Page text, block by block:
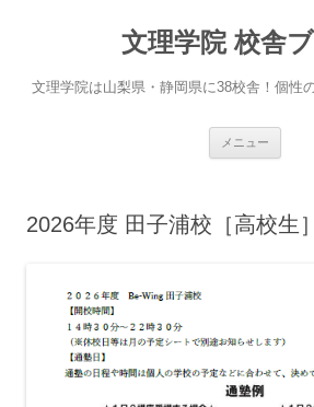
文理学院 校舎
文理学院は山梨県・静岡県に38校舎！個性
メニュー
へ
ス
2026年度 田子浦校［高校生］